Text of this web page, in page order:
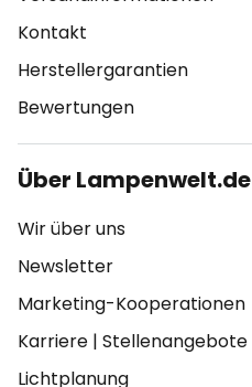
Kontakt
Herstellergarantien
Bewertungen
Über Lampenwelt.de
Wir über uns
Newsletter
Marketing-Kooperationen
Karriere | Stellenangebote
Lichtplanung